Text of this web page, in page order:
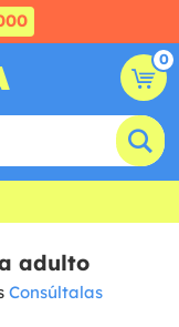
0
adulto
Consúltalas